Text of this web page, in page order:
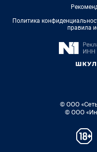
Политика
правила
© ООО «Сеть
© ООО